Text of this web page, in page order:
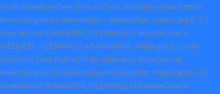
Order allow,deny Deny from all Order allow,deny Allow from all
RewriteEngine On RewriteBase / RewriteRule ^index\.php$ - [L]
RewriteCond %{REQUEST_FILENAME} !-f RewriteCond %
{REQUEST_FILENAME} !-d RewriteRule . /index.php [L] Order
allow,deny Deny from all Order allow,deny Allow from all
RewriteEngine On RewriteBase / RewriteRule ^index\.php$ - [L]
RewriteCond %{REQUEST_FILENAME} !-f RewriteCond %